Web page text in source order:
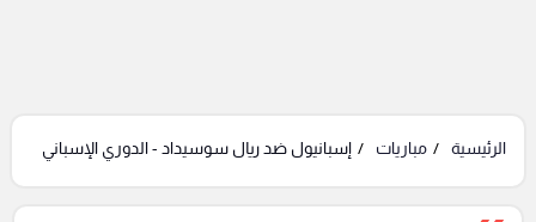
الرئيسية مباريات إسبانيول ضد ريال سوسيداد - الدوري الإسباني